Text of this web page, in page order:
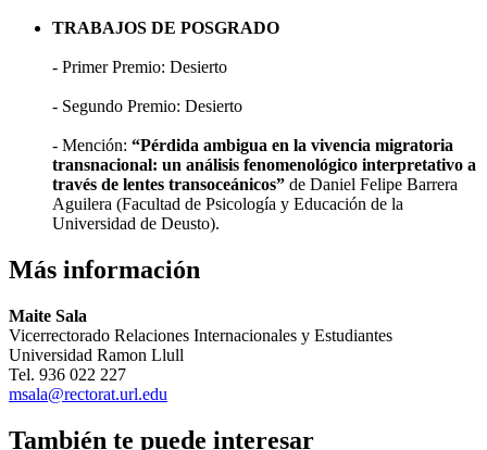
TRABAJOS DE POSGRADO
- Primer Premio: Desierto
- Segundo Premio: Desierto
- Mención: “Pérdida ambigua en la vivencia migratoria
transnacional: un análisis fenomenológico interpretativo a
través de lentes transoceánicos” de Daniel Felipe Barrera
Aguilera (Facultad de Psicología y Educación de la
Universidad de Deusto).
Más información
Maite Sala
Vicerrectorado Relaciones Internacionales y Estudiantes
Universidad Ramon Llull
Tel. 936 022 227
msala@rectorat.url.edu
También te puede interesar